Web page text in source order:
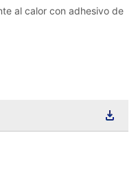
al calor con adhesivo de